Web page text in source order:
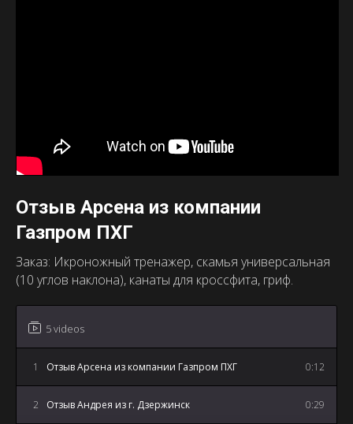
5 videos
1 Отзыв Арсена из компании Газпром ПХГ 0:12
2 Отзыв Андрея из г. Дзержинск 0:29
Отзыв Арсена из компании
Газпром ПХГ
Заказ: Икроножный тренажер, скамья универсальная
(10 углов наклона), канаты для кроссфита, гриф.